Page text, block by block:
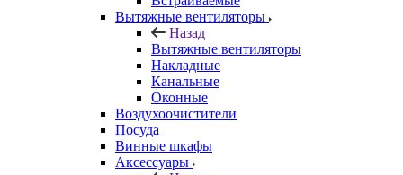
Вытяжные вентиляторы
Назад
Вытяжные вентиляторы
Накладные
Канальные
Оконные
Воздухоочистители
Посуда
Винные шкафы
Аксессуары